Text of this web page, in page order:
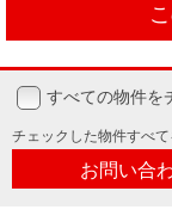
すべての物件を
チェックした物件すべて
お問い合